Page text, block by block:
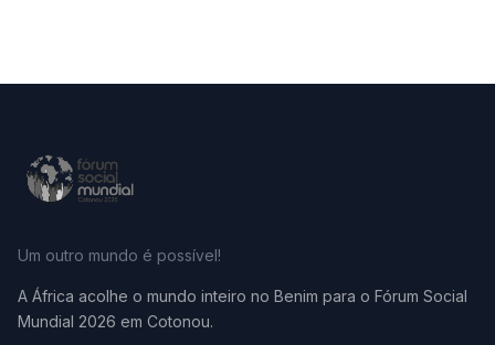
Um outro mundo é possível!
A África acolhe o mundo inteiro no Benim para o Fórum Social
Mundial 2026 em Cotonou.